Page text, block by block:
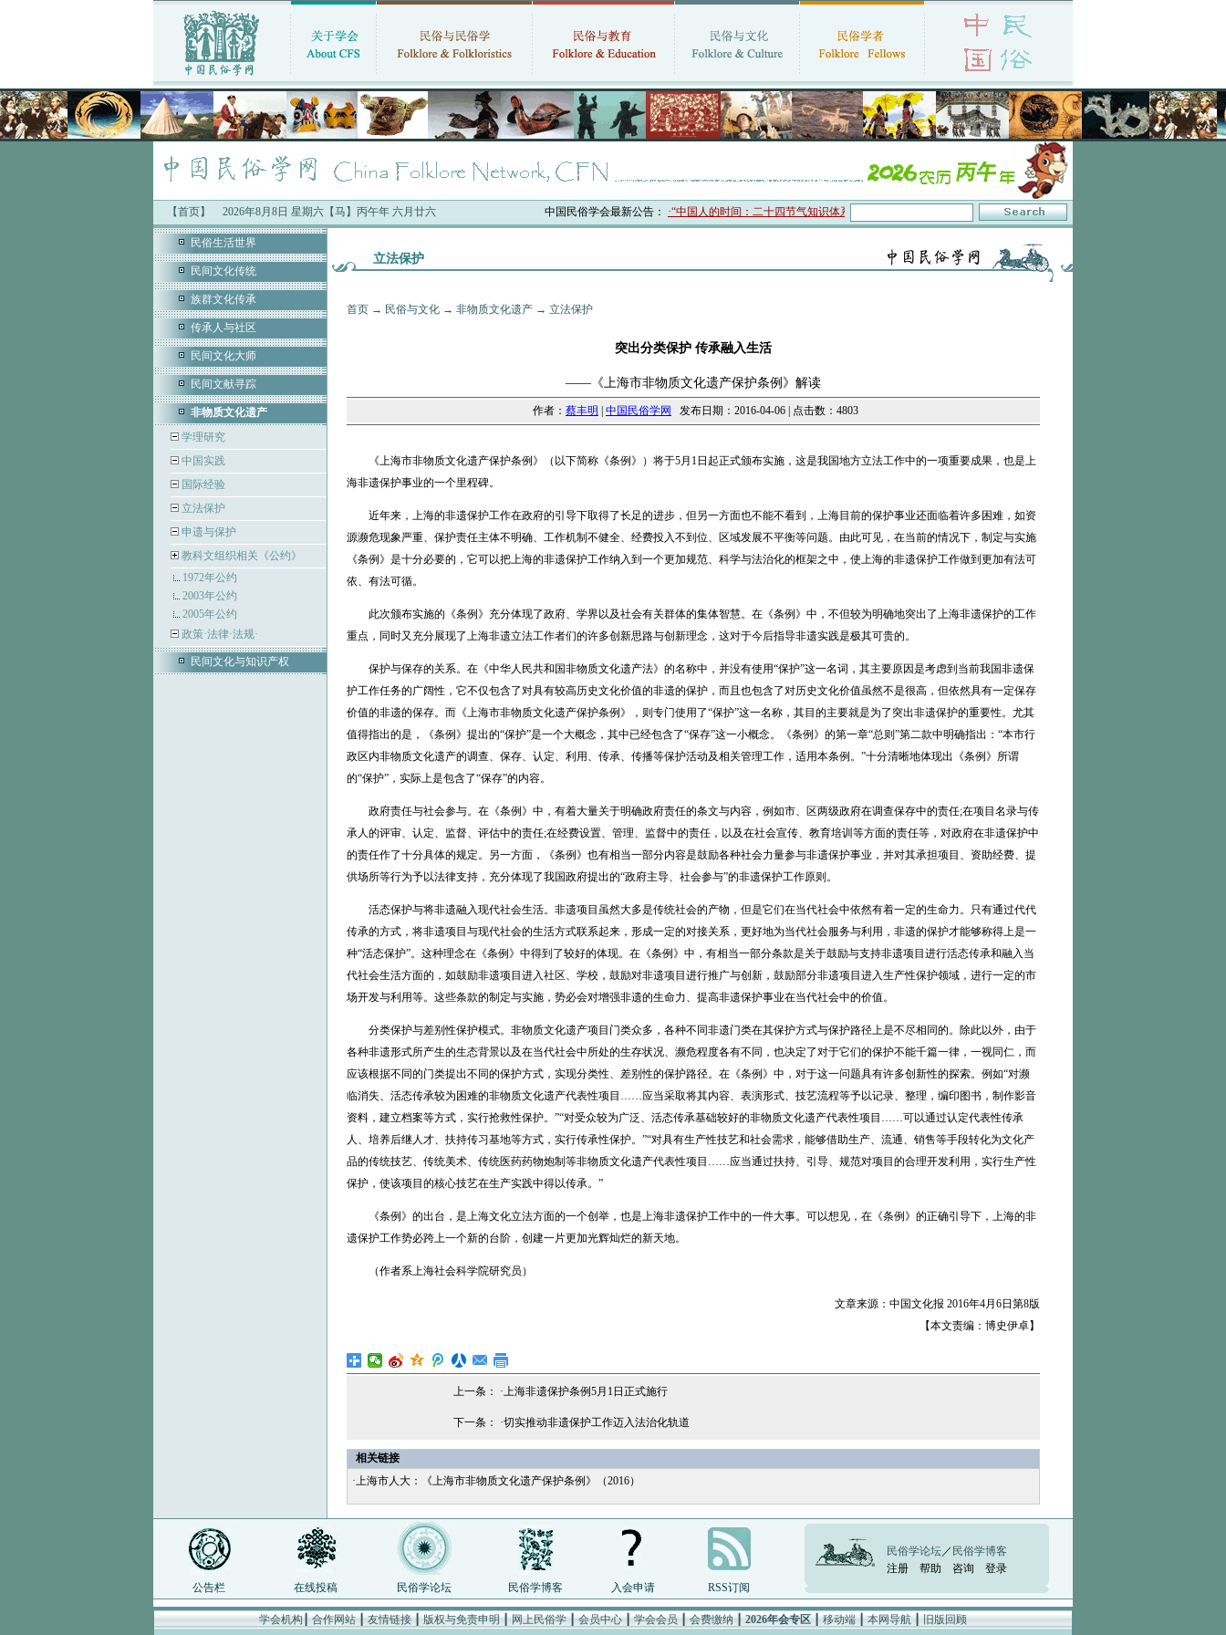
【首页】 2026年8月8日 星期六【马】丙午年 六月廿六 中国民俗学会最新公告：·“中国人的时间：二十四节气知识体系与数字叙事”研讨会在京召开 ·中国民俗学会第十一届代表大会暨2026年年会征文
民俗生活世界
民间文化传统
族群文化传承
传承人与社区
民间文化大师
民间文献寻踪
非物质文化遗产
学理研究
中国实践
国际经验
立法保护
申遗与保护
教科文组织相关《公约》
1972年公约
2003年公约
2005年公约
政策·法律·法规·
民间文化与知识产权
立法保护
首页→ 民俗与文化→ 非物质文化遗产→ 立法保护
突出分类保护 传承融入生活
——《上海市非物质文化遗产保护条例》解读
作者： 蔡丰明 中国民俗学网 发布日期：2016-04-06 | 点击数：4803
《上海市非物质文化遗产保护条例》（以下简称《条例》）将于5月1日起正式颁布实施，这是我国地方立法工作中的一项重要成果，也是上
海非遗保护事业的一个里程碑。
近年来，上海的非遗保护工作在政府的引导下取得了长足的进步，但另一方面也不能不看到，上海目前的保护事业还面临着许多困难，如资
源濒危现象严重、保护责任主体不明确、工作机制不健全、经费投入不到位、区域发展不平衡等问题。由此可见，在当前的情况下，制定与实施
《条例》是十分必要的，它可以把上海的非遗保护工作纳入到一个更加规范、科学与法治化的框架之中，使上海的非遗保护工作做到更加有法可
依、有法可循。
此次颁布实施的《条例》充分体现了政府、学界以及社会有关群体的集体智慧。在《条例》中，不但较为明确地突出了上海非遗保护的工作
重点，同时又充分展现了上海非遗立法工作者们的许多创新思路与创新理念，这对于今后指导非遗实践是极其可贵的。
保护与保存的关系。在《中华人民共和国非物质文化遗产法》的名称中，并没有使用“保护”这一名词，其主要原因是考虑到当前我国非遗保
护工作任务的广阔性，它不仅包含了对具有较高历史文化价值的非遗的保护，而且也包含了对历史文化价值虽然不是很高，但依然具有一定保存
价值的非遗的保存。而《上海市非物质文化遗产保护条例》，则专门使用了“保护”这一名称，其目的主要就是为了突出非遗保护的重要性。尤其
值得指出的是，《条例》提出的“保护”是一个大概念，其中已经包含了“保存”这一小概念。《条例》的第一章“总则”第二款中明确指出：“本市行
政区内非物质文化遗产的调查、保存、认定、利用、传承、传播等保护活动及相关管理工作，适用本条例。”十分清晰地体现出《条例》所谓
的“保护”，实际上是包含了“保存”的内容。
政府责任与社会参与。在《条例》中，有着大量关于明确政府责任的条文与内容，例如市、区两级政府在调查保存中的责任;在项目名录与传
承人的评审、认定、监督、评估中的责任;在经费设置、管理、监督中的责任，以及在社会宣传、教育培训等方面的责任等，对政府在非遗保护中
的责任作了十分具体的规定。另一方面，《条例》也有相当一部分内容是鼓励各种社会力量参与非遗保护事业，并对其承担项目、资助经费、提
供场所等行为予以法律支持，充分体现了我国政府提出的“政府主导、社会参与”的非遗保护工作原则。
活态保护与将非遗融入现代社会生活。非遗项目虽然大多是传统社会的产物，但是它们在当代社会中依然有着一定的生命力。只有通过代代
传承的方式，将非遗项目与现代社会的生活方式联系起来，形成一定的对接关系，更好地为当代社会服务与利用，非遗的保护才能够称得上是一
种“活态保护”。这种理念在《条例》中得到了较好的体现。在《条例》中，有相当一部分条款是关于鼓励与支持非遗项目进行活态传承和融入当
代社会生活方面的，如鼓励非遗项目进入社区、学校，鼓励对非遗项目进行推广与创新，鼓励部分非遗项目进入生产性保护领域，进行一定的市
场开发与利用等。这些条款的制定与实施，势必会对增强非遗的生命力、提高非遗保护事业在当代社会中的价值。
分类保护与差别性保护模式。非物质文化遗产项目门类众多，各种不同非遗门类在其保护方式与保护路径上是不尽相同的。除此以外，由于
各种非遗形式所产生的生态背景以及在当代社会中所处的生存状况、濒危程度各有不同，也决定了对于它们的保护不能千篇一律，一视同仁，而
应该根据不同的门类提出不同的保护方式，实现分类性、差别性的保护路径。在《条例》中，对于这一问题具有许多创新性的探索。例如“对濒
临消失、活态传承较为困难的非物质文化遗产代表性项目……应当采取将其内容、表演形式、技艺流程等予以记录、整理，编印图书，制作影音
资料，建立档案等方式，实行抢救性保护。”“对受众较为广泛、活态传承基础较好的非物质文化遗产代表性项目……可以通过认定代表性传承
人、培养后继人才、扶持传习基地等方式，实行传承性保护。”“对具有生产性技艺和社会需求，能够借助生产、流通、销售等手段转化为文化产
品的传统技艺、传统美术、传统医药药物炮制等非物质文化遗产代表性项目……应当通过扶持、引导、规范对项目的合理开发利用，实行生产性
保护，使该项目的核心技艺在生产实践中得以传承。”
《条例》的出台，是上海文化立法方面的一个创举，也是上海非遗保护工作中的一件大事。可以想见，在《条例》的正确引导下，上海的非
遗保护工作势必跨上一个新的台阶，创建一片更加光辉灿烂的新天地。
（作者系上海社会科学院研究员）
文章来源：中国文化报 2016年4月6日第8版
【本文责编：博史伊卓】
上一条： ·上海非遗保护条例5月1日正式施行
下一条： ·切实推动非遗保护工作迈入法治化轨道
相关链接
·上海市人大：《上海市非物质文化遗产保护条例》（2016）
公告栏 在线投稿 民俗学论坛 民俗学博客 入会申请 RSS订阅
民俗学论坛／ 民俗学博客
注册
帮助 咨询 登录
学会机构┃合作网站┃友情链接┃版权与免责申明┃网上民俗学┃会员中心┃学会会员┃会费缴纳┃2026年会专区┃移动端┃本网导航┃旧版回顾